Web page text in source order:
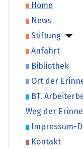
Home
News
Stiftung
Anfahrt
Bibliothek
Ort der
BT.
Weg der
Impressum-
Kontakt